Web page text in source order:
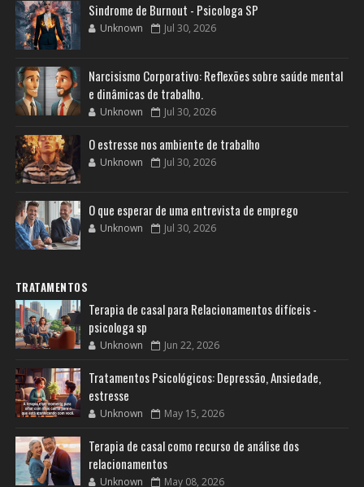
Sindrome de Burnout - Psicologa SP
Unknown Jul 30, 2026
Narcisismo Corporativo: Reflexões sobre saúde mental
e dinâmicas de trabalho.
Unknown Jul 30, 2026
O estresse nos ambiente de trabalho
Unknown Jul 30, 2026
O que esperar de uma entrevista de emprego
Unknown Jul 30, 2026
TRATAMENTOS
Terapia de casal para Relacionamentos difíceis -
psicologa sp
Unknown Jun 22, 2026
Tratamentos Psicológicos: Depressão, Ansiedade,
estresse
Unknown May 15, 2026
Terapia de casal como recurso de análise dos
relacionamentos
Unknown May 08, 2026